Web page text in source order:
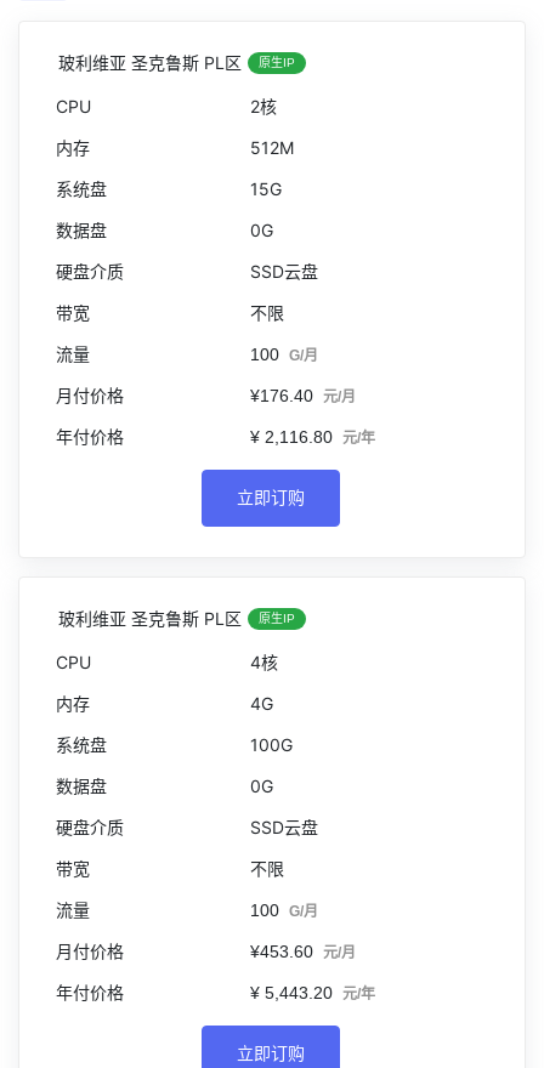
玻利维亚 圣克鲁斯 PL区 原生IP
2核
512M
15G
0G
SSD云盘
不限
100 G/月
¥176.40 元/月
¥ 2,116.80 元/年
立即订购
玻利维亚 圣克鲁斯 PL区 原生IP
4核
4G
100G
0G
SSD云盘
不限
100 G/月
¥453.60 元/月
¥ 5,443.20 元/年
立即订购